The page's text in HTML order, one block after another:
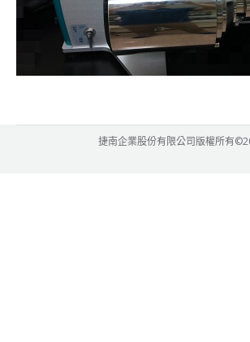
捷南企業股份有限公司版權所有